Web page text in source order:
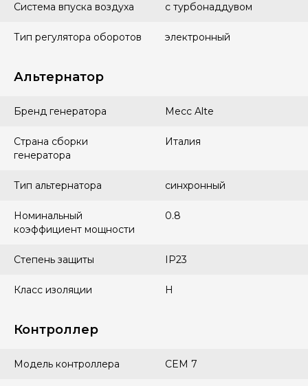
Система впуска воздуха с турбонаддувом
Тип регулятора оборотов электронный
Альтернатор
Бренд генератора Mecc Alte
Страна сборки
генератора
Италия
Тип альтернатора синхронный
Номинальный
коэффициент мощности
0.8
Степень защиты IP23
Класс изоляции H
Контроллер
Модель контроллера СEM 7